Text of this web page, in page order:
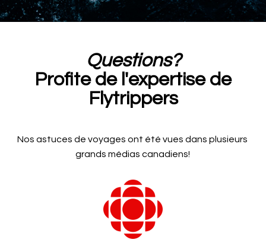
Questions?
Profite de l'expertise de
Flytrippers
Nos astuces de voyages ont été vues dans plusieurs
grands médias canadiens!